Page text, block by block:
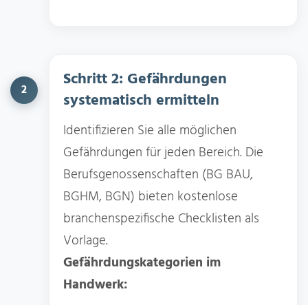
2
Schritt 2: Gefährdungen
systematisch ermitteln
Identifizieren Sie alle möglichen
Gefährdungen für jeden Bereich. Die
Berufsgenossenschaften (BG BAU,
BGHM, BGN) bieten kostenlose
branchenspezifische Checklisten als
Vorlage.
Gefährdungskategorien im
Handwerk: